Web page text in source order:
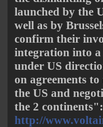
launched by the
well as by
confirm their
integration into a
under US
on agreements
the US and
the 2 continents":
http://